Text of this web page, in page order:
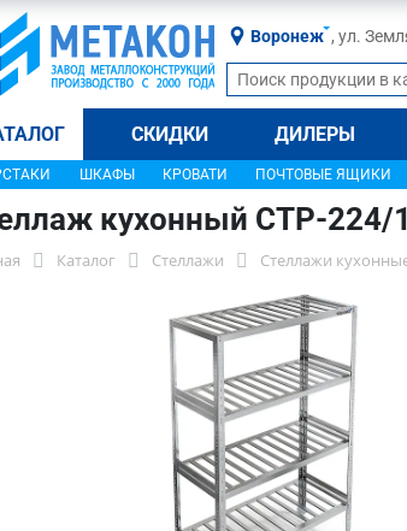
Воронеж , ул.
СКИДКИ ДИЛЕРЫ
ШКАФЫ КРОВАТИ ПОЧТОВЫЕ ЯЩИКИ
кухонный СТР-224/
Каталог Стеллажи Стеллажи